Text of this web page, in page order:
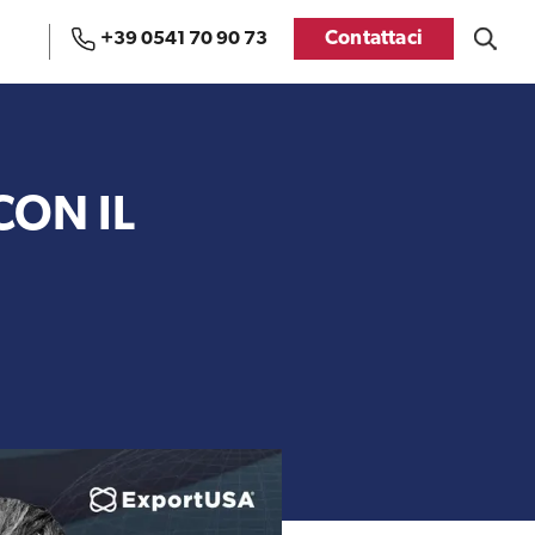
assistite da ExportUSA
Internazionalizzazione
e Accesso al Mercato
Contattaci
+39 0541 70 90 73
IL